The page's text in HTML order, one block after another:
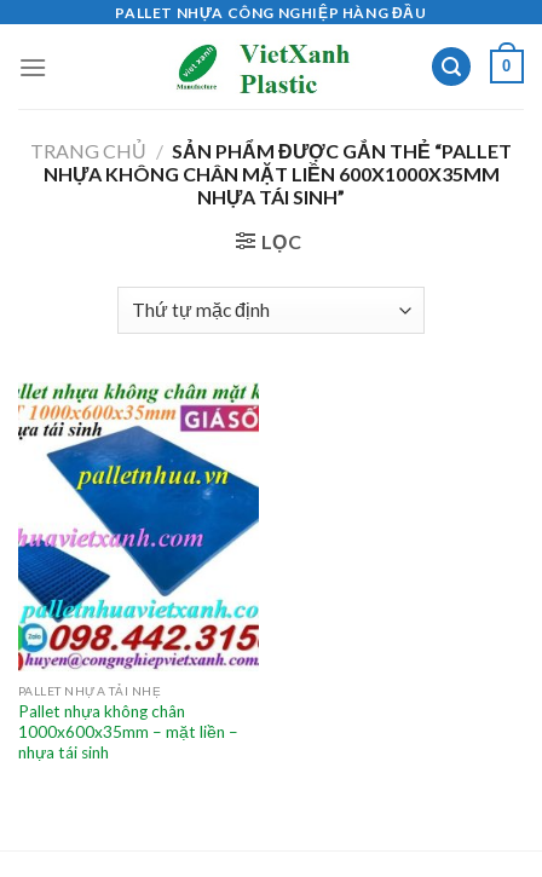
content
PALLET NHỰA CÔNG NGHIỆP HÀNG ĐẦU
0
TRANG CHỦ / SẢN PHẨM ĐƯỢC GẮN THẺ “PALLET
NHỰA KHÔNG CHÂN MẶT LIỀN 600X1000X35MM
NHỰA TÁI SINH”
LỌC
PALLET NHỰA TẢI NHẸ
Pallet nhựa không chân
1000x600x35mm – mặt liền –
nhựa tái sinh